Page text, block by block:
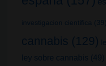
investigacion cientifica (39)
cannabis (129)
ley sobre cannabis (49)